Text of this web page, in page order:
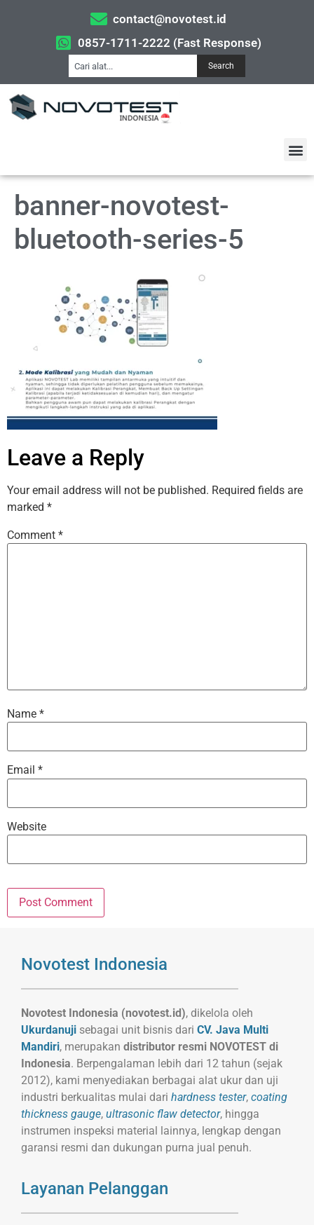
contact@novotest.id
0857-1711-2222 (Fast Response)
Search
banner-novotest-
bluetooth-series-5
Leave a Reply
Your email address will not be published. Required fields are
marked *
Comment *
Name *
Email *
Website
Novotest Indonesia
Novotest Indonesia (novotest.id), dikelola oleh
Ukurdanuji sebagai unit bisnis dari CV. Java Multi
Mandiri, merupakan distributor resmi NOVOTEST di
Indonesia. Berpengalaman lebih dari 12 tahun (sejak
2012), kami menyediakan berbagai alat ukur dan uji
industri berkualitas mulai dari hardness tester, coating
thickness gauge, ultrasonic flaw detector, hingga
instrumen inspeksi material lainnya, lengkap dengan
garansi resmi dan dukungan purna jual penuh.
Layanan Pelanggan